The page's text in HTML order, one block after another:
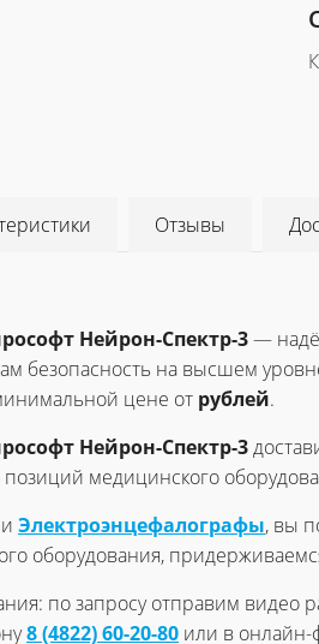
Отзывы
Нейрон-Спектр-3—
безопасность на высшем
цене от рублей.
Нейрон-Спектр-3
медицинского
Электроэнцефалографы, вы
оборудования,
по запросу отправим
8 (4822) 60-20-80 или в онлайн-